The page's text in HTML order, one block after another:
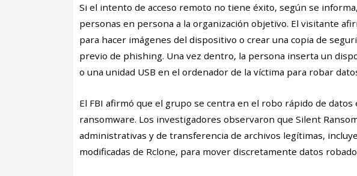
Si el intento de acceso remoto no tiene éxito, según se
personas en persona a la organización objetivo. El visitante
para hacer imágenes del dispositivo o crear una copia de
previo de phishing. Una vez dentro, la persona inserta un
o una unidad USB en el ordenador de la víctima para robar
El FBI afirmó que el grupo se centra en el robo rápido de
ransomware. Los investigadores observaron que Silent
administrativas y de transferencia de archivos legítimas,
modificadas de Rclone, para mover discretamente datos